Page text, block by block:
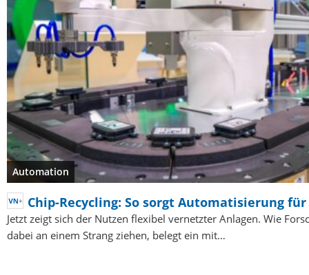
Automation
Chip-Recycling: So sorgt Automatisierung
Jetzt zeigt sich der Nutzen flexibel vernetzter Anlagen. Wie
dabei an einem Strang ziehen, belegt ein mit…